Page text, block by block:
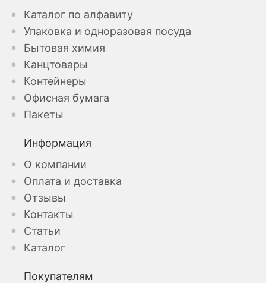
Каталог по алфавиту
Упаковка и одноразовая посуда
Бытовая химия
Канцтовары
Контейнеры
Офисная бумага
Пакеты
Информация
О компании
Оплата и доставка
Отзывы
Контакты
Статьи
Каталог
Покупателям